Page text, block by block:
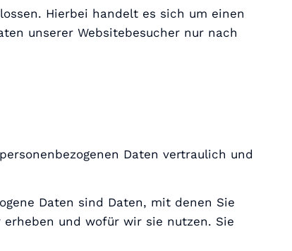
Hierbei handelt es sich um einen
unserer Websitebesucher nur nach
Daten vertraulich und
Daten sind Daten, mit denen Sie
und wofür wir sie nutzen. Sie